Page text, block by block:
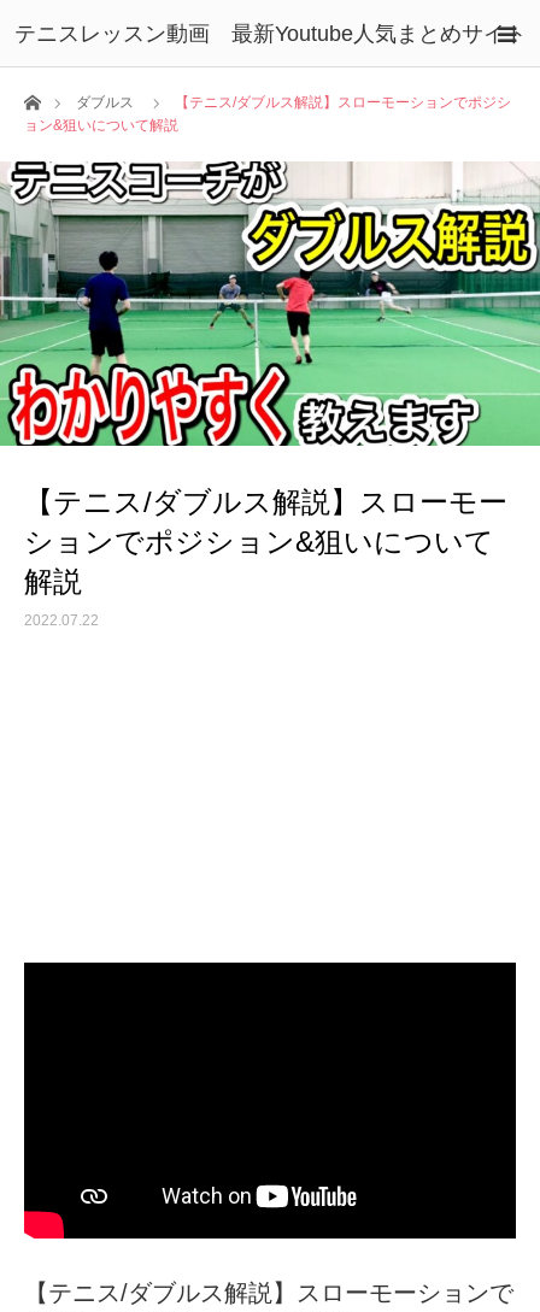
テニスレッスン動画 最新Youtube人気まとめサイト
ホームダブルス
【テニス/ダブルス解説】スローモーションでポジシ
ョン&狙いについて解説
【テニス/ダブルス解説】スローモー
ションでポジション&狙いについて
解説
2022.07.22
【テニス/ダブルス解説】スローモーションで